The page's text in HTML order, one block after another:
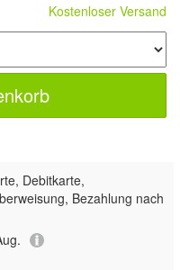
Kostenloser Versand
Debitkarte,
Bezahlung nach